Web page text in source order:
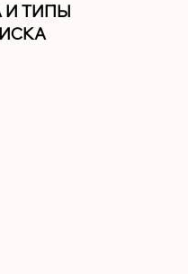
И ТИПЫ